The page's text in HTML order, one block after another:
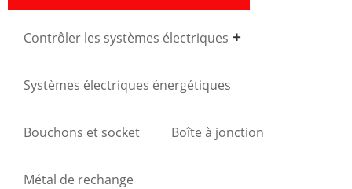
Contrôler les systèmes électriques
Systèmes électriques énergétiques
Bouchons et socket Boîte à jonction
Métal de rechange